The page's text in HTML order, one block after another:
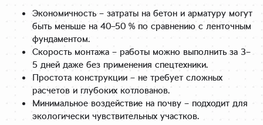
Экономичность – затраты на бетон и арматуру могут
быть меньше на 40–50 % по сравнению с ленточным
фундаментом.
Скорость монтажа – работы можно выполнить за 3–
5 дней даже без применения спецтехники.
Простота конструкции – не требует сложных
расчетов и глубоких котлованов.
Минимальное воздействие на почву – подходит для
экологически чувствительных участков.